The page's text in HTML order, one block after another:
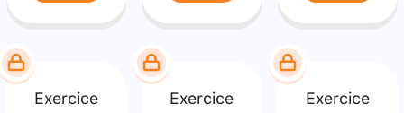
Exercice Exercice Exercice